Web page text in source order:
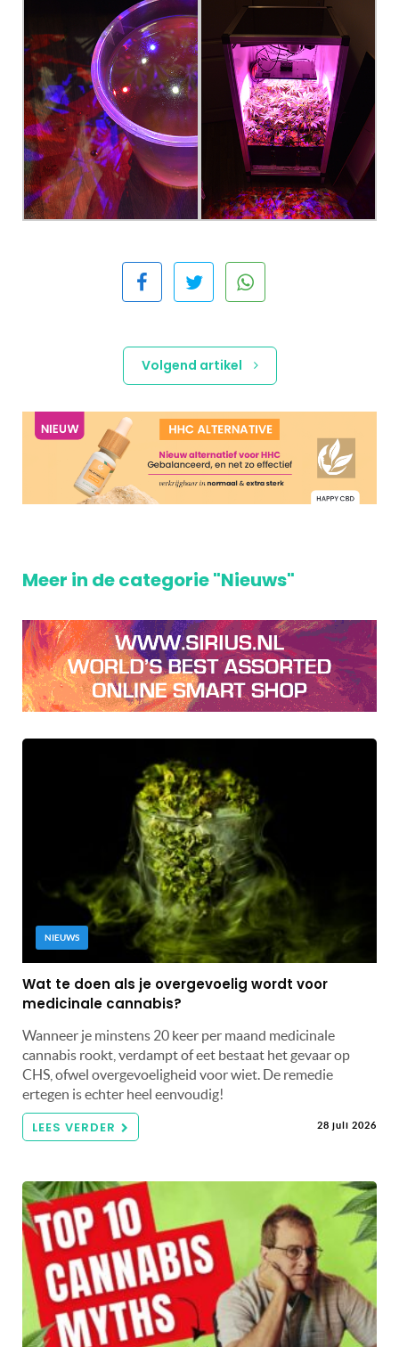
Volgend artikel
Meer in de categorie "Nieuws"
NIEUWS
Wat te doen als je overgevoelig wordt voor
medicinale cannabis?
Wanneer je minstens 20 keer per maand medicinale
cannabis rookt, verdampt of eet bestaat het gevaar op
CHS, ofwel overgevoeligheid voor wiet. De remedie
ertegen is echter heel eenvoudig!
LEES VERDER 28 juli 2026